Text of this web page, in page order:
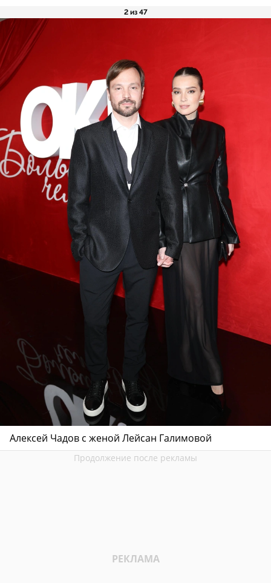
2 из 47
Алексей Чадов с женой Лейсан Галимовой